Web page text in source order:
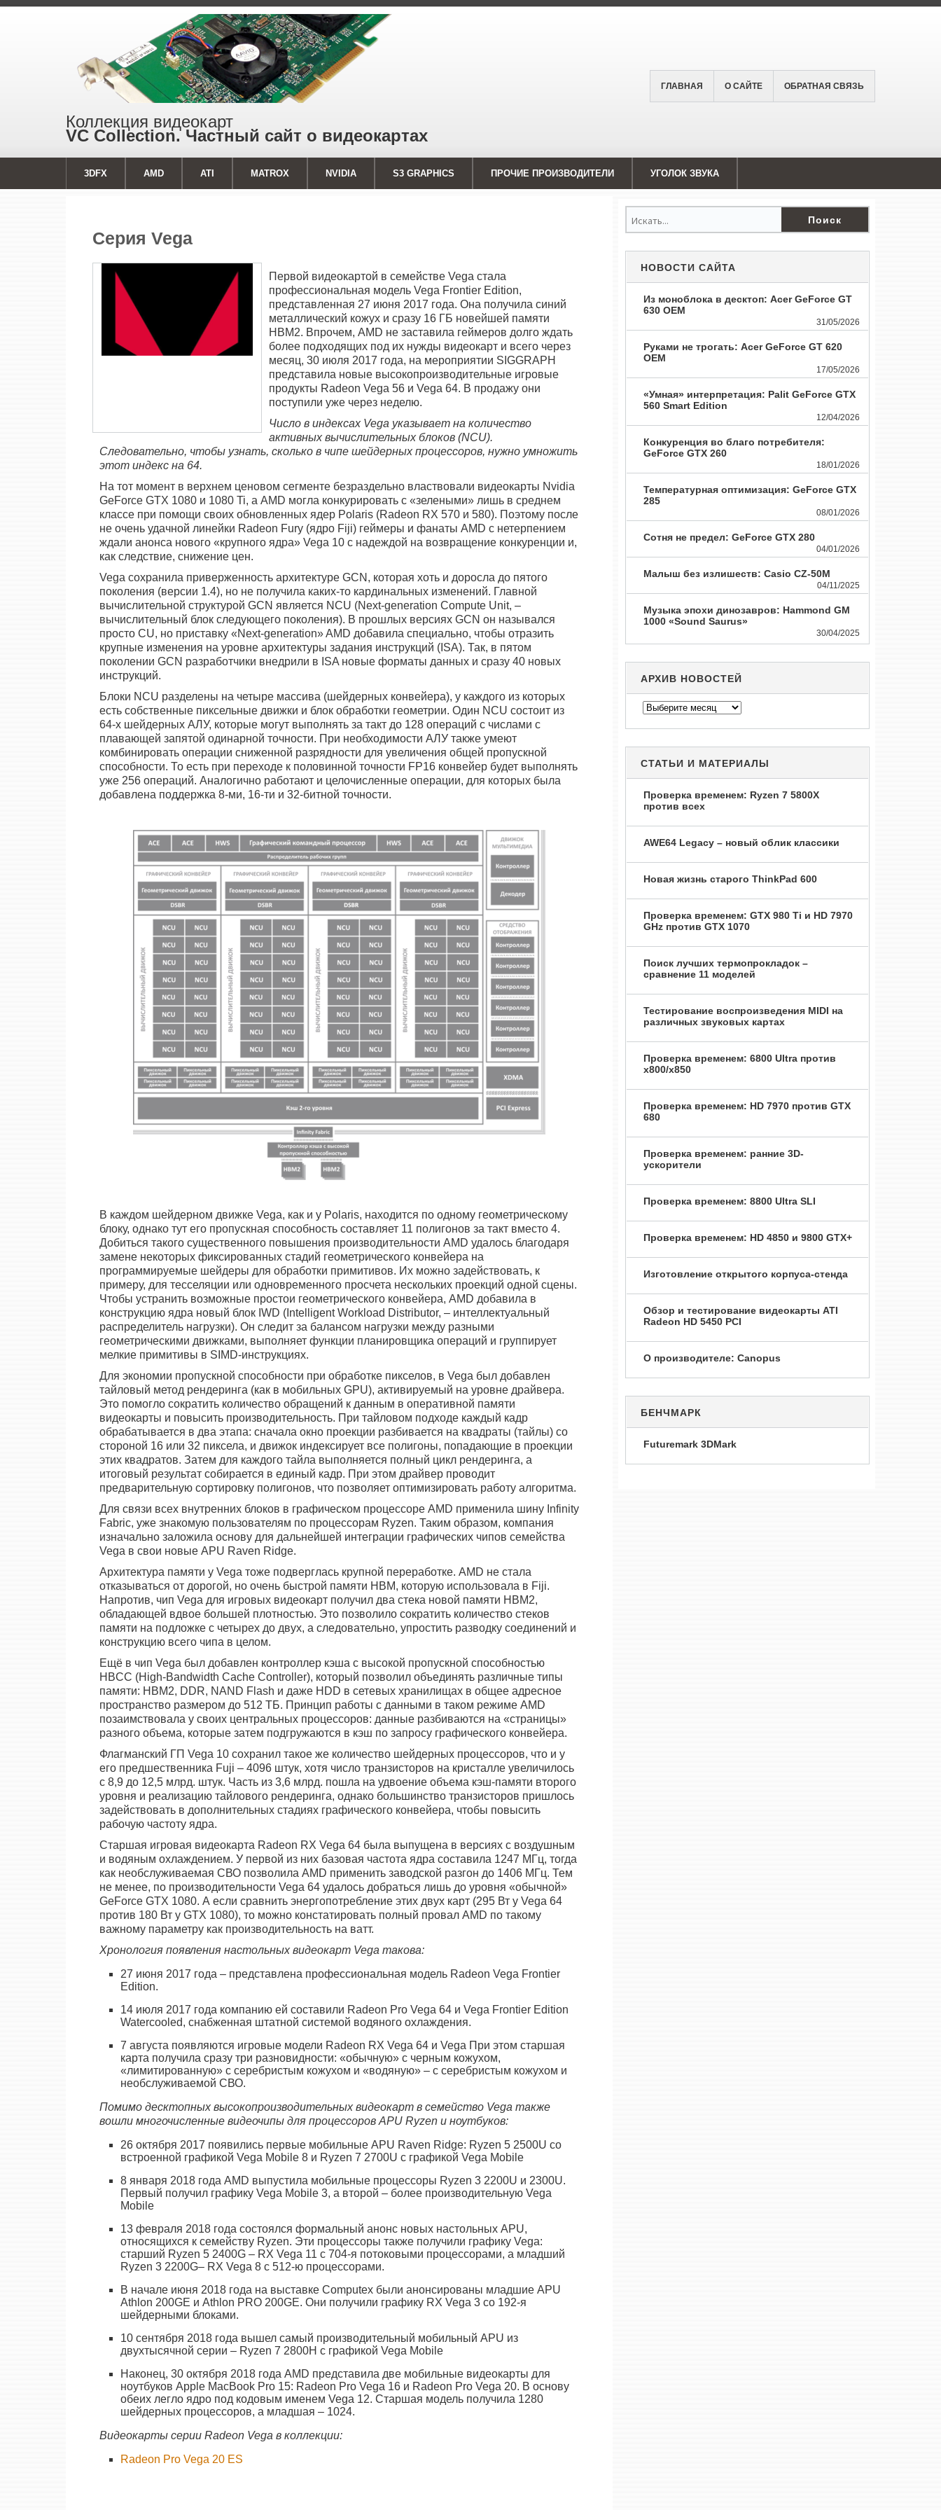
Коллекция видеокарт
VC Collection. Частный сайт о видеокартах
ГЛАВНАЯ О САЙТЕ ОБРАТНАЯ СВЯЗЬ
3DFX AMD ATI MATROX NVIDIA S3 GRAPHICS ПРОЧИЕ ПРОИЗВОДИТЕЛИ УГОЛОК ЗВУКА
Серия Vega
Первой видеокартой в семействе Vega стала
профессиональная модель Vega Frontier Edition,
представленная 27 июня 2017 года. Она получила синий
металлический кожух и сразу 16 ГБ новейшей памяти
HBM2. Впрочем, AMD не заставила геймеров долго ждать
более подходящих под их нужды видеокарт и всего через
месяц, 30 июля 2017 года, на мероприятии SIGGRAPH
представила новые высокопроизводительные игровые
продукты Radeon Vega 56 и Vega 64. В продажу они
поступили уже через неделю.
Число в индексах Vega указывает на количество
активных вычислительных блоков (NCU).
Следовательно, чтобы узнать, сколько в чипе шейдерных процессоров, нужно умножить
этот индекс на 64.
На тот момент в верхнем ценовом сегменте безраздельно властвовали видеокарты Nvidia
GeForce GTX 1080 и 1080 Ti, а AMD могла конкурировать с «зелеными» лишь в среднем
классе при помощи своих обновленных ядер Polaris (Radeon RX 570 и 580). Поэтому после
не очень удачной линейки Radeon Fury (ядро Fiji) геймеры и фанаты AMD с нетерпением
ждали анонса нового «крупного ядра» Vega 10 с надеждой на возвращение конкуренции и,
как следствие, снижение цен.
Vega сохранила приверженность архитектуре GCN, которая хоть и доросла до пятого
поколения (версии 1.4), но не получила каких-то кардинальных изменений. Главной
вычислительной структурой GCN является NCU (Next-generation Compute Unit, –
вычислительный блок следующего поколения). В прошлых версиях GCN он назывался
просто CU, но приставку «Next-generation» AMD добавила специально, чтобы отразить
крупные изменения на уровне архитектуры задания инструкций (ISA). Так, в пятом
поколении GCN разработчики внедрили в ISA новые форматы данных и сразу 40 новых
инструкций.
Блоки NCU разделены на четыре массива (шейдерных конвейера), у каждого из которых
есть собственные пиксельные движки и блок обработки геометрии. Один NCU состоит из
64-х шейдерных АЛУ, которые могут выполнять за такт до 128 операций с числами с
плавающей запятой одинарной точности. При необходимости АЛУ также умеют
комбинировать операции сниженной разрядности для увеличения общей пропускной
способности. То есть при переходе к половинной точности FP16 конвейер будет выполнять
уже 256 операций. Аналогично работают и целочисленные операции, для которых была
добавлена поддержка 8-ми, 16-ти и 32-битной точности.
В каждом шейдерном движке Vega, как и у Polaris, находится по одному геометрическому
блоку, однако тут его пропускная способность составляет 11 полигонов за такт вместо 4.
Добиться такого существенного повышения производительности AMD удалось благодаря
замене некоторых фиксированных стадий геометрического конвейера на
программируемые шейдеры для обработки примитивов. Их можно задействовать, к
примеру, для тесселяции или одновременного просчета нескольких проекций одной сцены.
Чтобы устранить возможные простои геометрического конвейера, AMD добавила в
конструкцию ядра новый блок IWD (Intelligent Workload Distributor, – интеллектуальный
распределитель нагрузки). Он следит за балансом нагрузки между разными
геометрическими движками, выполняет функции планировщика операций и группирует
мелкие примитивы в SIMD-инструкциях.
Для экономии пропускной способности при обработке пикселов, в Vega был добавлен
тайловый метод рендеринга (как в мобильных GPU), активируемый на уровне драйвера.
Это помогло сократить количество обращений к данным в оперативной памяти
видеокарты и повысить производительность. При тайловом подходе каждый кадр
обрабатывается в два этапа: сначала окно проекции разбивается на квадраты (тайлы) со
стороной 16 или 32 пиксела, и движок индексирует все полигоны, попадающие в проекции
этих квадратов. Затем для каждого тайла выполняется полный цикл рендеринга, а
итоговый результат собирается в единый кадр. При этом драйвер проводит
предварительную сортировку полигонов, что позволяет оптимизировать работу алгоритма.
Для связи всех внутренних блоков в графическом процессоре AMD применила шину Infinity
Fabric, уже знакомую пользователям по процессорам Ryzen. Таким образом, компания
изначально заложила основу для дальнейшей интеграции графических чипов семейства
Vega в свои новые APU Raven Ridge.
Архитектура памяти у Vega тоже подверглась крупной переработке. AMD не стала
отказываться от дорогой, но очень быстрой памяти HBM, которую использовала в Fiji.
Напротив, чип Vega для игровых видеокарт получил два стека новой памяти HBM2,
обладающей вдвое большей плотностью. Это позволило сократить количество стеков
памяти на подложке с четырех до двух, а следовательно, упростить разводку соединений и
конструкцию всего чипа в целом.
Ещё в чип Vega был добавлен контроллер кэша с высокой пропускной способностью
HBCC (High-Bandwidth Cache Controller), который позволил объединять различные типы
памяти: HBM2, DDR, NAND Flash и даже HDD в сетевых хранилищах в общее адресное
пространство размером до 512 ТБ. Принцип работы с данными в таком режиме AMD
позаимствовала у своих центральных процессоров: данные разбиваются на «страницы»
разного объема, которые затем подгружаются в кэш по запросу графического конвейера.
Флагманский ГП Vega 10 сохранил такое же количество шейдерных процессоров, что и у
его предшественника Fuji – 4096 штук, хотя число транзисторов на кристалле увеличилось
с 8,9 до 12,5 млрд. штук. Часть из 3,6 млрд. пошла на удвоение объема кэш-памяти второго
уровня и реализацию тайлового рендеринга, однако большинство транзисторов пришлось
задействовать в дополнительных стадиях графического конвейера, чтобы повысить
рабочую частоту ядра.
Старшая игровая видеокарта Radeon RX Vega 64 была выпущена в версиях с воздушным
и водяным охлаждением. У первой из них базовая частота ядра составила 1247 МГц, тогда
как необслуживаемая СВО позволила AMD применить заводской разгон до 1406 МГц. Тем
не менее, по производительности Vega 64 удалось добраться лишь до уровня «обычной»
GeForce GTX 1080. А если сравнить энергопотребление этих двух карт (295 Вт у Vega 64
против 180 Вт у GTX 1080), то можно констатировать полный провал AMD по такому
важному параметру как производительность на ватт.
Хронология появления настольных видеокарт Vega такова:
27 июня 2017 года – представлена профессиональная модель Radeon Vega Frontier
Edition.
14 июля 2017 года компанию ей составили Radeon Pro Vega 64 и Vega Frontier Edition
Watercooled, снабженная штатной системой водяного охлаждения.
7 августа появляются игровые модели Radeon RX Vega 64 и Vega При этом старшая
карта получила сразу три разновидности: «обычную» с черным кожухом,
«лимитированную» с серебристым кожухом и «водяную» – с серебристым кожухом и
необслуживаемой СВО.
Помимо десктопных высокопроизводительных видеокарт в семейство Vega также
вошли многочисленные видеочипы для процессоровAPU Ryzen и ноутбуков:
26 октября 2017 появились первые мобильные APU Raven Ridge: Ryzen 5 2500U со
встроенной графикой Vega Mobile 8 и Ryzen 7 2700U с графикой Vega Mobile
8 января 2018 года AMD выпустила мобильные процессоры Ryzen 3 2200U и 2300U.
Первый получил графику Vega Mobile 3, а второй – более производительную Vega
Mobile
13 февраля 2018 года состоялся формальный анонс новых настольных APU,
относящихся к семейству Ryzen. Эти процессоры также получили графику Vega:
старший Ryzen 5 2400G – RX Vega 11 с 704-я потоковыми процессорами, а младший
Ryzen 3 2200G– RX Vega 8 с 512-ю процессорами.
В начале июня 2018 года на выставке Computex были анонсированы младшие APU
Athlon 200GE и Athlon PRO 200GE. Они получили графику RX Vega 3 со 192-я
шейдерными блоками.
10 сентября 2018 года вышел самый производительный мобильный APU из
двухтысячной серии – Ryzen 7 2800H с графикой Vega Mobile
Наконец, 30 октября 2018 года AMD представила две мобильные видеокарты для
ноутбуков Apple MacBook Pro 15: Radeon Pro Vega 16 и Radeon Pro Vega 20. В основу
обеих легло ядро под кодовым именем Vega 12. Старшая модель получила 1280
шейдерных процессоров, а младшая – 1024.
Видеокарты серии Radeon Vega в коллекции:
Radeon Pro Vega 20 ES
НОВОСТИ САЙТА
Из моноблока в десктоп: Acer GeForce GT
630 OEM
31/05/2026
Руками не трогать: Acer GeForce GT 620
OEM
17/05/2026
«Умная» интерпретация: Palit GeForce GTX
560 Smart Edition
12/04/2026
Конкуренция во благо потребителя:
GeForce GTX 260
18/01/2026
Температурная оптимизация: GeForce GTX
285
08/01/2026
Сотня не предел: GeForce GTX 280
04/01/2026
Малыш без излишеств: Casio CZ-50M
04/11/2025
Музыка эпохи динозавров: Hammond GM
1000 «Sound Saurus»
30/04/2025
АРХИВ НОВОСТЕЙ
Архив
новостей
СТАТЬИ И МАТЕРИАЛЫ
Проверка временем: Ryzen 7 5800X
против всех
AWE64 Legacy – новый облик классики
Новая жизнь старого ThinkPad 600
Проверка временем: GTX 980 Ti и HD 7970
GHz против GTX 1070
Поиск лучших термопрокладок –
сравнение 11 моделей
Тестирование воспроизведения MIDI на
различных звуковых картах
Проверка временем: 6800 Ultra против
x800/x850
Проверка временем: HD 7970 против GTX
680
Проверка временем: ранние 3D-
ускорители
Проверка временем: 8800 Ultra SLI
Проверка временем: HD 4850 и 9800 GTX+
Изготовление открытого корпуса-стенда
Обзор и тестирование видеокарты ATI
Radeon HD 5450 PCI
О производителе: Canopus
БЕНЧМАРК
Futuremark 3DMark